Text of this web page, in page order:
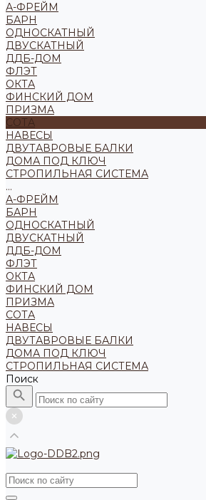
А-ФРЕЙМ
БАРН
ОДНОСКАТНЫЙ
ДВУСКАТНЫЙ
ДДБ-ДОМ
ФЛЭТ
ОКТА
ФИНСКИЙ ДОМ
ПРИЗМА
СОТА
НАВЕСЫ
ДВУТАВРОВЫЕ БАЛКИ
ДОМА ПОД КЛЮЧ
СТРОПИЛЬНАЯ СИСТЕМА
...
А-ФРЕЙМ
БАРН
ОДНОСКАТНЫЙ
ДВУСКАТНЫЙ
ДДБ-ДОМ
ФЛЭТ
ОКТА
ФИНСКИЙ ДОМ
ПРИЗМА
СОТА
НАВЕСЫ
ДВУТАВРОВЫЕ БАЛКИ
ДОМА ПОД КЛЮЧ
СТРОПИЛЬНАЯ СИСТЕМА
Поиск